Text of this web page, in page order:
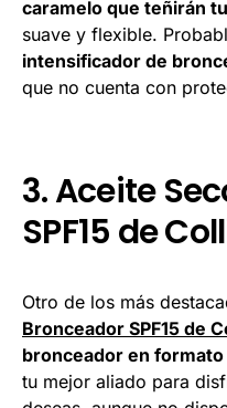
caramelo que teñirán
suave y flexible.
intensificador de
que no cuenta con
3. Aceite
SPF15 de
Otro de los más
Bronceador SPF15 de
bronceador en
tu mejor aliado para